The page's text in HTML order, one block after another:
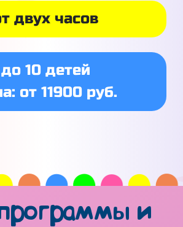
двух часов
до 10 детей
от 11900 руб.
и